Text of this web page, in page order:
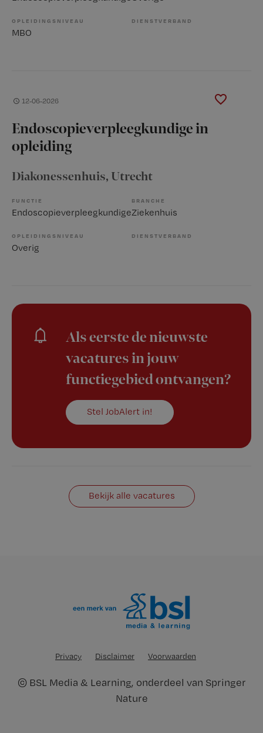
OPLEIDINGSNIVEAU
MBO
DIENSTVERBAND
12-06-2026
Endoscopieverpleegkundige in
opleiding
Diakonessenhuis, Utrecht
FUNCTIE
Endoscopieverpleegkundige
BRANCHE
Ziekenhuis
OPLEIDINGSNIVEAU
Overig
DIENSTVERBAND
Als eerste de nieuwste
vacatures in jouw
functiegebied ontvangen?
Stel JobAlert in!
Bekijk alle vacatures
Privacy Disclaimer Voorwaarden
© BSL Media & Learning, onderdeel van Springer
Nature